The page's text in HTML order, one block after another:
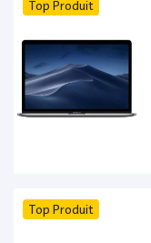
Top Produit
Top Produit